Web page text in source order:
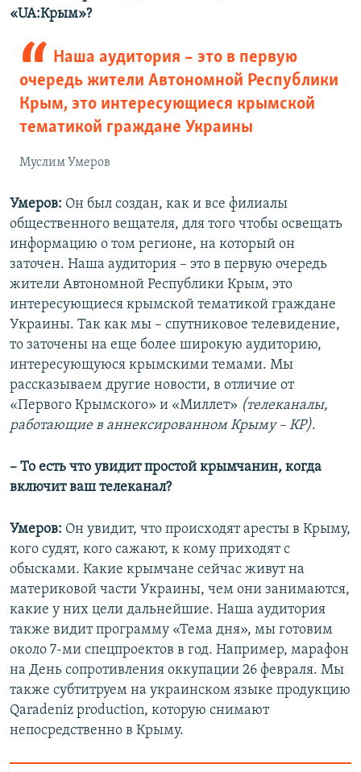
«UA:Крым»?
Наша аудитория – это в первую
очередь жители Автономной Республики
Крым, это интересующиеся крымской
тематикой граждане Украины
Муслим Умеров
Умеров: Он был создан, как и все филиалы
общественного вещателя, для того чтобы освещать
информацию о том регионе, на который он
заточен. Наша аудитория – это в первую очередь
жители Автономной Республики Крым, это
интересующиеся крымской тематикой граждане
Украины. Так как мы – спутниковое телевидение,
то заточены на еще более широкую аудиторию,
интересующуюся крымскими темами. Мы
рассказываем другие новости, в отличие от
«Первого Крымского» и «Миллет» (телеканалы,
работающие в аннексированном Крыму – КР).
– То есть что увидит простой крымчанин, когда
включит ваш телеканал?
Умеров: Он увидит, что происходят аресты в Крыму,
кого судят, кого сажают, к кому приходят с
обысками. Какие крымчане сейчас живут на
материковой части Украины, чем они занимаются,
какие у них цели дальнейшие. Наша аудитория
также видит программу «Тема дня», мы готовим
около 7-ми спецпроектов в год. Например, марафон
на День сопротивления оккупации 26 февраля. Мы
также субтитруем на украинском языке продукцию
Qaradeniz production, которую снимают
непосредственно в Крыму.